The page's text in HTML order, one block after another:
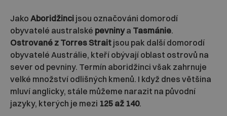
Jako Aboridžinci jsou označováni domorodí
obyvatelé australské pevninya Tasmánie.
Ostrované z Torres Strait jsou pak další domorodí
obyvatelé Austrálie, kteří obývají oblast ostrovů na
sever od pevniny. Termín aboridžinci však zahrnuje
velké množství odlišných kmenů. I když dnes většina
mluví anglicky, stále můžeme narazit na původní
jazyky, kterých je mezi 125 až 140.